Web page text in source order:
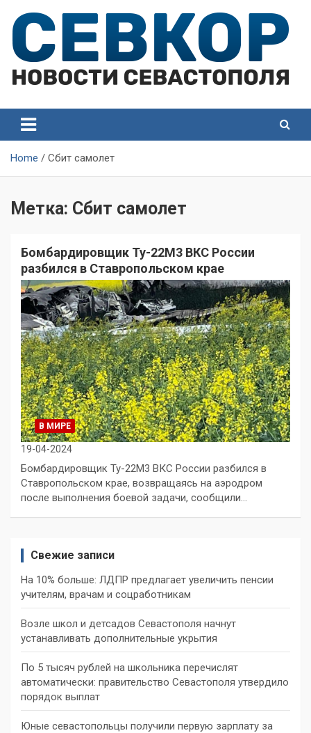
content
Севастополя
Севастополя
Home Сбит самолет
Метка: Сбит самолет
Бомбардировщик Ту-22М3 ВКС России
разбился в Ставропольском крае
В МИРЕ
19-04-2024
Бомбардировщик Ту-22М3 ВКС России разбился в
Ставропольском крае, возвращаясь на аэродром
после выполнения боевой задачи, сообщили…
Свежие записи
На 10% больше: ЛДПР предлагает увеличить пенсии
учителям, врачам и соцработникам
Возле школ и детсадов Севастополя начнут
устанавливать дополнительные укрытия
По 5 тысяч рублей на школьника перечислят
автоматически: правительство Севастополя утвердило
порядок выплат
Юные севастопольцы получили первую зарплату за